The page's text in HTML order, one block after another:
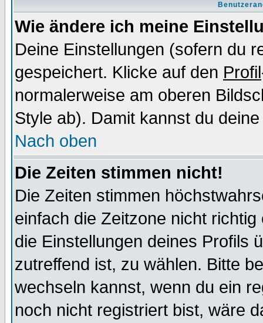
Wie ändere ich meine
Deine Einstellungen (sofern du
gespeichert. Klicke auf den Profil
normalerweise am oberen
Style ab). Damit kannst du
Nach oben
Die Zeiten stimmen nicht!
Die Zeiten stimmen
einfach die Zeitzone nicht
die Einstellungen deines Profils
zutreffend ist, zu wählen. Bitte
wechseln kannst, wenn du ein
noch nicht registriert bist, wäre